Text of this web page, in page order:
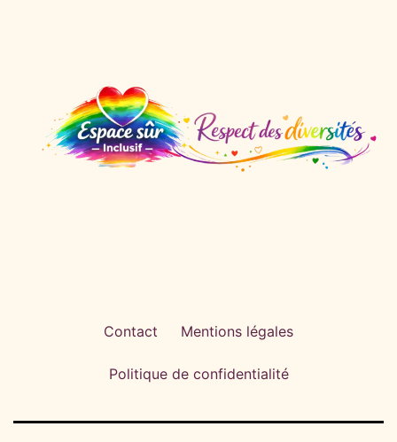
Contact Mentions légales
Politique de confidentialité